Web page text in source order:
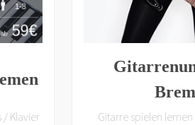
/ Klavier
Gitarre spielen